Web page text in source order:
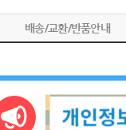
배송/교환/반품안내